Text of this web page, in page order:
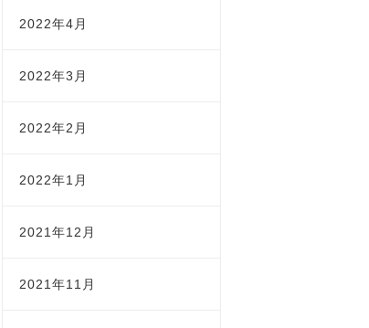
2022年4月
2022年3月
2022年2月
2022年1月
2021年12月
2021年11月